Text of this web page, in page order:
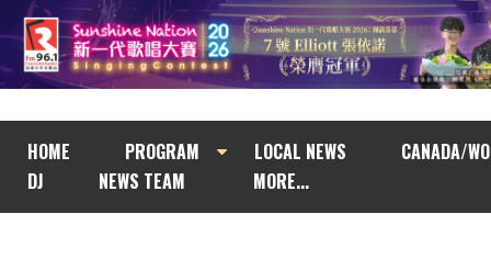
HOME PROGRAM LOCAL NEWS
CANADA/
DJ
NEWS TEAM MORE...